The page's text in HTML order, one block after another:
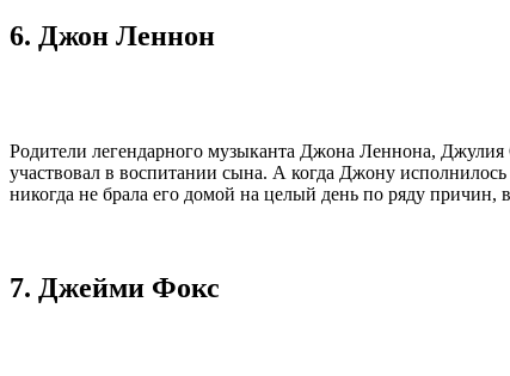
6. Джон Леннон
Родители легендарного музыканта Джона Леннона, Джулия
участвовал в воспитании сына. А когда Джону
никогда не брала его домой на целый день по ряду
7. Джейми Фокс